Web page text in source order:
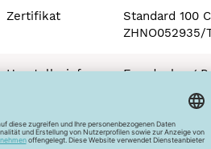
Zertifikat
Standard 100
ZHNO052935/
Herstellerinfo
Freudenberg
Höhnerweg 2-4
69469
Deutschland
info (a)